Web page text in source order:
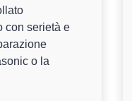
con serietà e
o la